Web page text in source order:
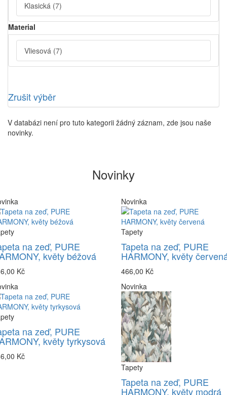
Klasická (7)
Material
Vliesová (7)
Zrušit výběr
V databázi není pro tuto kategorii žádný záznam, zde jsou naše
novinky.
Novinky
na zeď, PURE
květy béžová
Kč
Novinka
Tapety
Tapeta na zeď, PURE
HARMONY, květy
466,00 Kč
na zeď, PURE
květy tyrkysová
Kč
Novinka
Tapety
Tapeta na zeď, PURE
HARMONY, květy modrá